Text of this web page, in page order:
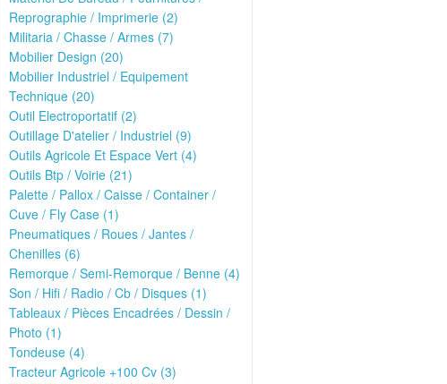
Reprographie / Imprimerie (2)
Militaria / Chasse / Armes (7)
Mobilier Design (20)
Mobilier Industriel / Equipement
Technique (20)
Outil Electroportatif (2)
Outillage D'atelier / Industriel (9)
Outils Agricole Et Espace Vert (4)
Outils Btp / Voirie (21)
Palette / Pallox / Caisse / Container /
Cuve / Fly Case (1)
Pneumatiques / Roues / Jantes /
Chenilles (6)
Remorque / Semi-Remorque / Benne (4)
Son / Hifi / Radio / Cb / Disques (1)
Tableaux / Pièces Encadrées / Dessin /
Photo (1)
Tondeuse (4)
Tracteur Agricole +100 Cv (3)